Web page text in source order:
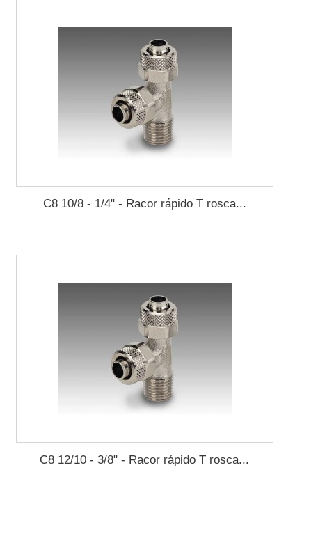
C8 10/8 - 1/4" - Racor rápido T rosca...
C8 12/10 - 3/8" - Racor rápido T rosca...